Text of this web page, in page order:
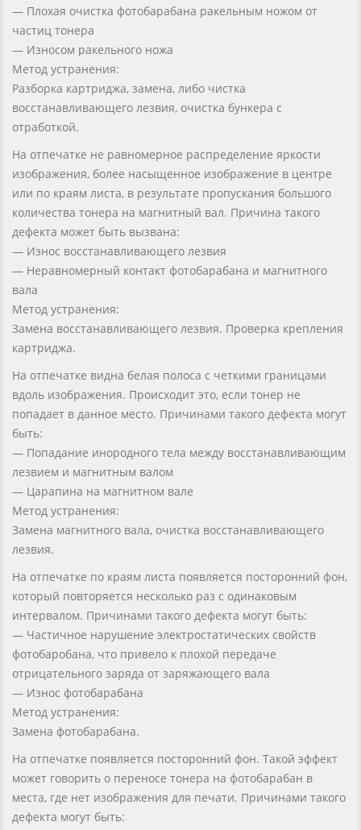
— Плохая очистка фотобарабана ракельным ножом от
частиц тонера
— Износом ракельного ножа
Метод устранения:
Разборка картриджа, замена, либо чистка
восстанавливающего лезвия, очистка бункера с
отработкой.
На отпечатке не равномерное распределение яркости
изображения, более насыщенное изображение в центре
или по краям листа, в результате пропускания большого
количества тонера на магнитный вал. Причина такого
дефекта может быть вызвана:
— Износ восстанавливающего лезвия
— Неравномерный контакт фотобарабана и магнитного
вала
Метод устранения:
Замена восстанавливающего лезвия. Проверка крепления
картриджа.
На отпечатке видна белая полоса с четкими границами
вдоль изображения. Происходит это, если тонер не
попадает в данное место. Причинами такого дефекта могут
быть:
— Попадание инородного тела между восстанавливающим
лезвием и магнитным валом
— Царапина на магнитном вале
Метод устранения:
Замена магнитного вала, очистка восстанавливающего
лезвия.
На отпечатке по краям листа появляется посторонний фон,
который повторяется несколько раз с одинаковым
интервалом. Причинами такого дефекта могут быть:
— Частичное нарушение электростатических свойств
фотобаробана, что привело к плохой передаче
отрицательного заряда от заряжающего вала
— Износ фотобарабана
Метод устранения:
Замена фотобарабана.
На отпечатке появляется посторонний фон. Такой эффект
может говорить о переносе тонера на фотобарабан в
места, где нет изображения для печати. Причинами такого
дефекта могут быть: